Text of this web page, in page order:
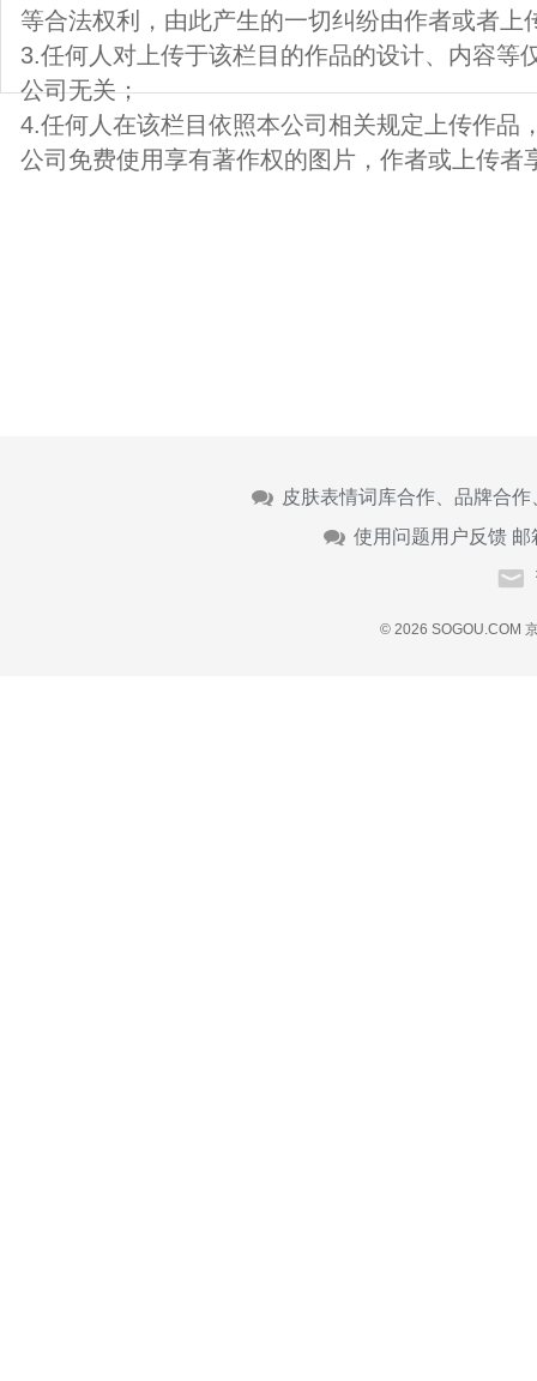
等合法权利，由此产生的一切纠纷由作者或者上
3.任何人对上传于该栏目的作品的设计、内容等
公司无关；
4.任何人在该栏目依照本公司相关规定上传作品
公司免费使用享有著作权的图片，作者或上传者
皮肤表情词库合作、品牌合
使用问题用户反馈 邮
© 2026 SOGOU.COM